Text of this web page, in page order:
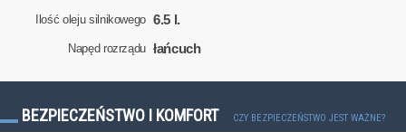
Ilość oleju silnikowego 6.5 l.
Napęd rozrządu łańcuch
BEZPIECZEŃSTWO I KOMFORT CZY BEZPIECZEŃSTWO JEST WAŻNE?